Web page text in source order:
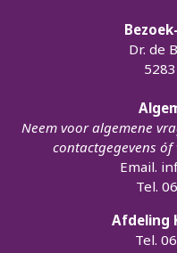
Dr. de
Neem voor algemene
contactgegevens
Email.
Tel.
Afdeling
Tel.